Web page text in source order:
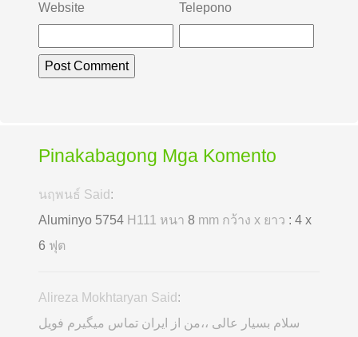
Website Telepono
Pinakabagong Mga Komento
นฤพนธ์ Said :
Aluminyo 5754 H111 หนา 8 mm กว้าง x ยาว : 4 x
6 ฟุต
Alireza Mokhtaryan Said :
سلام بسیار عالی ،،من از ایران تماس میگیرم فویل